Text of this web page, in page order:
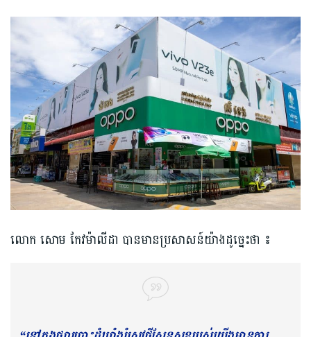
លោក សោម កែវម៉ាលីដា បានមានប្រសាសន៍យ៉ាងដូច្នេះថា ៖